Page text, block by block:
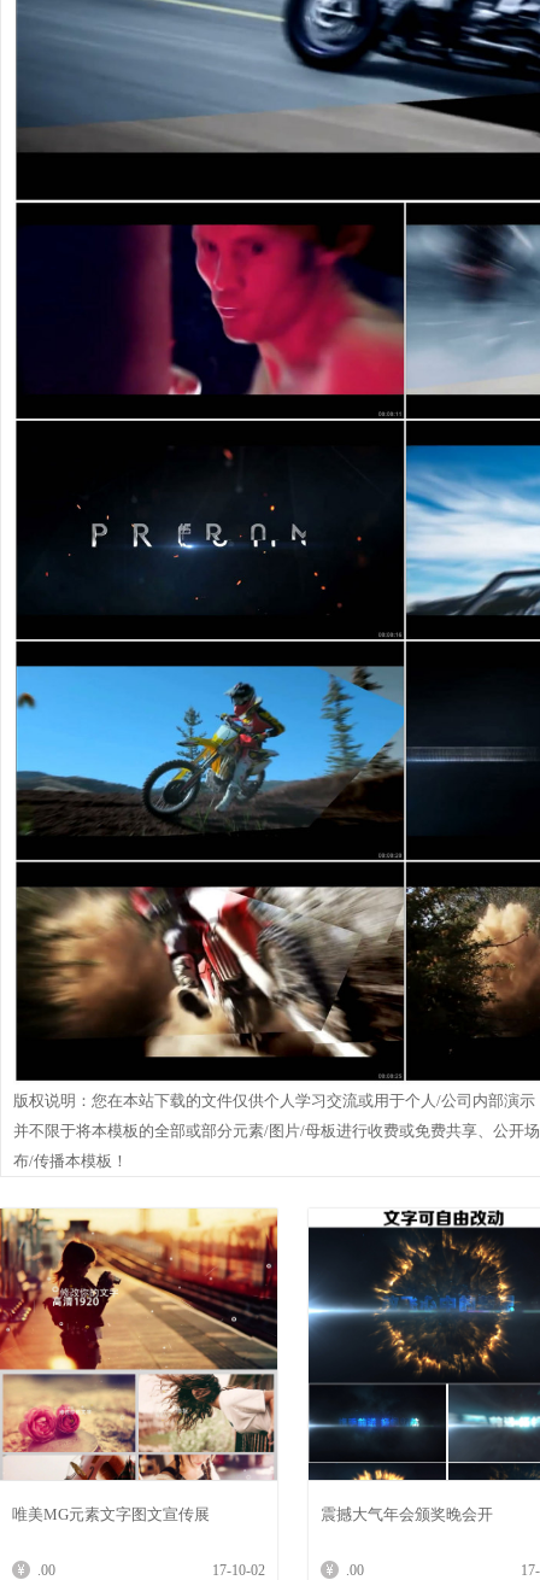
版权说明：您在本站下载的文件仅供个人学习交流或用于个人/公司内部演
并不限于将本模板的全部或部分元素/图片/母板进行收费或免费共享、公开
布/传播本模板！
唯美MG元素文字图文宣传展
.00 17-10-02
震撼大气年会颁奖晚会开
.00